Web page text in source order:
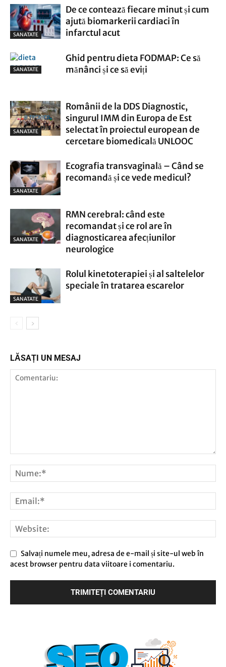
SANATATE
De ce contează fiecare minut și cum
ajută biomarkerii cardiaci în
infarctul acut
SANATATE
Ghid pentru dieta FODMAP: Ce să
mănânci și ce să eviți
SANATATE
Românii de la DDS Diagnostic,
singurul IMM din Europa de Est
selectat în proiectul european de
cercetare biomedicală UNLOOC
SANATATE
Ecografia transvaginală – Când se
recomandă și ce vede medicul?
SANATATE
RMN cerebral: când este
recomandat și ce rol are în
diagnosticarea afecțiunilor
neurologice
SANATATE
Rolul kinetoterapiei și al saltelelor
speciale în tratarea escarelor
LĂSAȚI UN MESAJ
Salvați numele meu, adresa de e-mail și site-ul web în
acest browser pentru data viitoare i comentariu.